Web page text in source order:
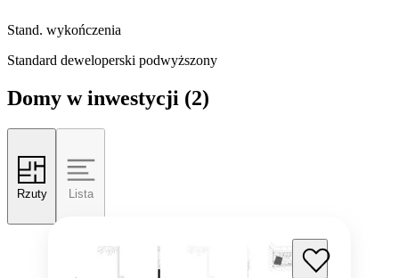
Stand. wykończenia
Standard deweloperski podwyższony
Domy w inwestycji (2)
Rzuty Lista